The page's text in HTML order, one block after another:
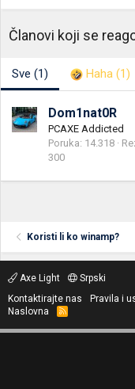
Članovi koji se
Sve (1) Haha (1)
Dom1nat0R
PCAXE Addicted
Poruka 14.318
300
Koristi li ko winamp?
Axe Light
Srpski
Kontaktirajte nas
Pravila i
Naslovna
R
S